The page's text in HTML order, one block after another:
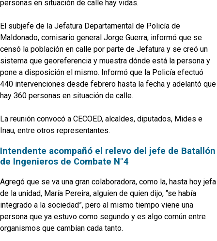
personas en situación de calle hay vidas.
El subjefe de la Jefatura Departamental de Policía de
Maldonado, comisario general Jorge Guerra, informó que se
censó la población en calle por parte de Jefatura y se creó un
sistema que georeferencia y muestra dónde está la persona y
pone a disposición el mismo. Informó que la Policía efectuó
440 intervenciones desde febrero hasta la fecha y adelantó que
hay 360 personas en situación de calle.
La reunión convocó a CECOED, alcaldes, diputados, Mides e
Inau, entre otros representantes.
Intendente acompañó el relevo del jefe de Batallón
de Ingenieros de Combate N°4
Agregó que se va una gran colaboradora, como la, hasta hoy jefa
de la unidad, María Pereira, alguien de quien dijo, “se había
integrado a la sociedad”, pero al mismo tiempo viene una
persona que ya estuvo como segundo y es algo común entre
organismos que cambian cada tanto.